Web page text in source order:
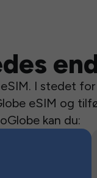
I stedet
eSIM og
kan du: